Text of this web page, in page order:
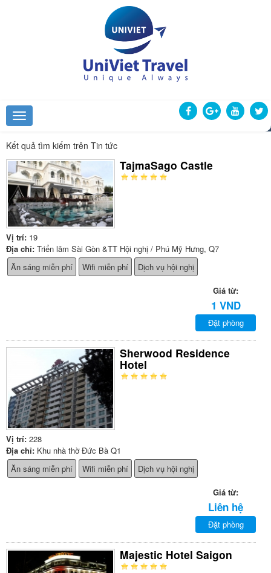
Kết quả tìm kiếm trên Tin tức
TajmaSago Castle
Vị trí: 19
Địa chỉ: Triển lãm Sài Gòn &TT Hội nghị / Phú Mỹ Hưng, Q7
Ăn sáng miễn phí
Wifi miễn phí Dịch vụ hội nghị
Giá từ:
1 VND
Đặt phòng
Sherwood Residence
Hotel
Vị trí: 228
Địa chỉ: Khu nhà thờ Đức Bà Q1
Ăn sáng miễn phí
Wifi miễn phí Dịch vụ hội nghị
Giá từ:
Liên hệ
Đặt phòng
Majestic Hotel Saigon